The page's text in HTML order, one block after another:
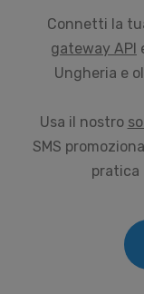
Connetti la
gateway API
Ungheria e
Usa il nostro
SMS
pratica